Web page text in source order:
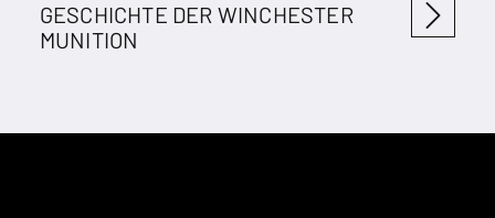
GESCHICHTE DER WINCHESTER
MUNITION